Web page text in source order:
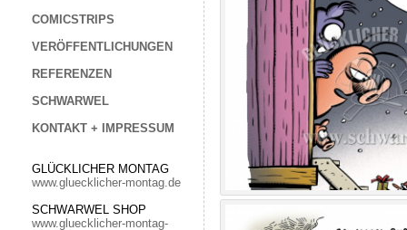
COMICSTRIPS
VERÖFFENTLICHUNGEN
REFERENZEN
SCHWARWEL
KONTAKT + IMPRESSUM
GLÜCKLICHER MONTAG
www.gluecklicher-montag.de
SCHWARWEL SHOP
www.gluecklicher-montag-